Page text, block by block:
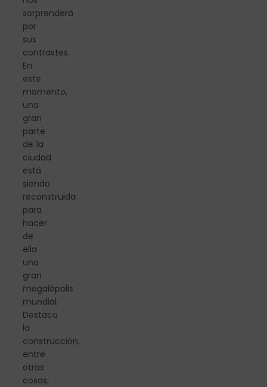
sorprenderá
por
sus
contrastes.
En
este
momento,
una
gran
parte
de la
ciudad
está
siendo
reconstruida
para
hacer
de
ella
una
gran
megalópolis
mundial.
Destaca
la
construcción,
entre
otras
cosas,